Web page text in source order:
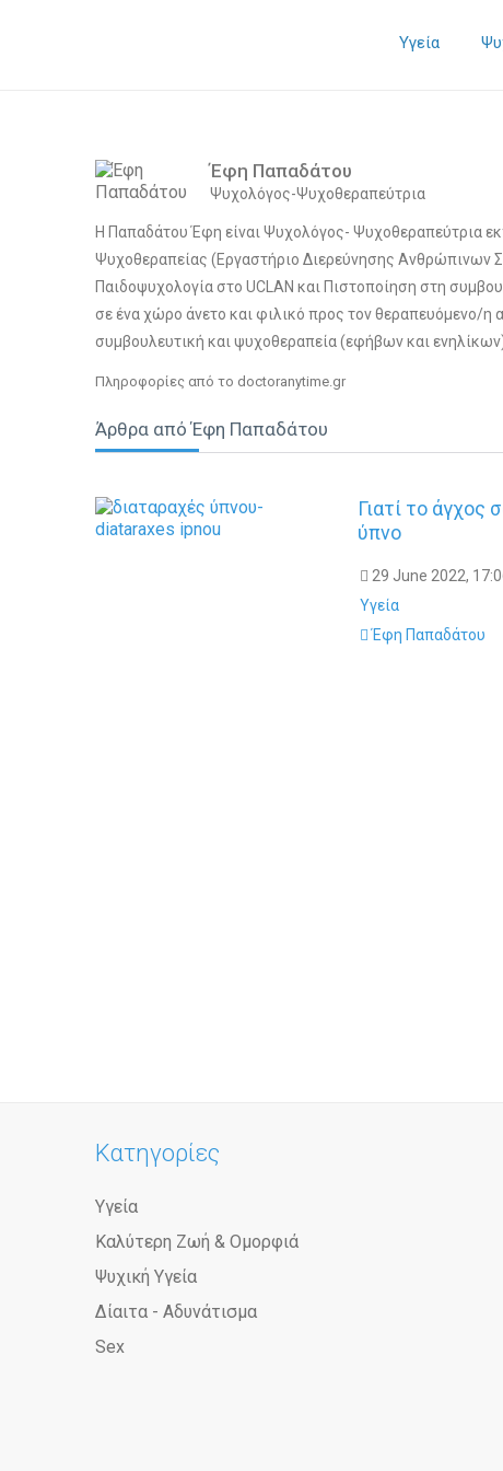
Υγεία
Έφη Παπαδάτου
Ψυχολόγος-Ψυχοθεραπεύτρια
Η Παπαδάτου Έφη είναι Ψυχολόγος- Ψυχοθεραπεύτρια
Ψυχοθεραπείας (Εργαστήριο Διερεύνησης Ανθρώπινων
Παιδοψυχολογία στο UCLAN και Πιστοποίηση στη
σε ένα χώρο άνετο και φιλικό προς τον θεραπευόμενο/η
συμβουλευτική και ψυχοθεραπεία (εφήβων και
Πληροφορίες από το doctoranytime.gr
Άρθρα από Έφη Παπαδάτου
Γιατί το άγχος
ύπνο
29 June 2022,
Υγεία
Έφη Παπαδάτου
Κατηγορίες
Υγεία
Καλύτερη Ζωή & Ομορφιά
Ψυχική Υγεία
Δίαιτα - Αδυνάτισμα
Sex